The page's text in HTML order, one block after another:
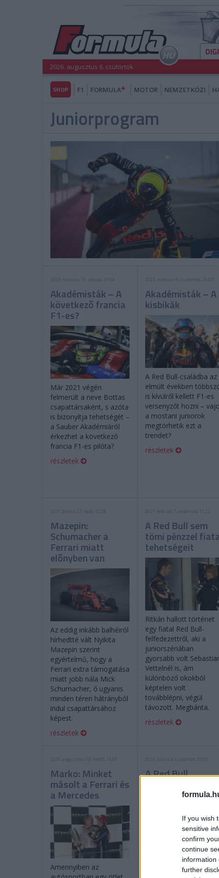
If you wish
sensitive
confirm
continue
information
further
2026. augusztus 6. csütörtök
SHOP F1 FORMULA MOTOR NEMZETKÖZI
Juniorprogram
2023. március 15. szerda, 19:54
Akadémisták – A
következő francia
F1-es?
Már 2021 végén
felmerült a neve Bottas
csapattársaként, s azóta
is bizonyítja tehetségét –
a Sauber Akadémiáról
érkezhet a következő
francia F1-es pilóta?
részletek
2023. március 9. csütörtök, 20:03
Akadémisták – A
kisbikák
A Red Bull-családba az
elmúlt években
is kívülről kellett F1-es
versenyzőt hozni –
a mostani juniorok
megtörhetik ezt a
trendet?
részletek
2021. április 27. kedd, 12:29
Mazepin:
Schumacher a
Ferrari miatt
előnyben van
Az eddig inkább balhéiról
hírhedtté vált Nyikita
Mazepin szerint
egyértelmű, hogy a
Ferrari extra támogatása
miatt jobb nála Mick
Schumacher, ő ugyanis
minden téren hátrányból
indul csapattársához
képest.
részletek
2021. február 7. vasárnap, 11:22
A Red Bull sem
tömi pénzzel
tehetségeit
Ritkán hallott történet
egy fiatal Red Bull-
felfedezettről, aki a
juniorszériában
gyorsabb volt
Vettelnél is, ám
különböző okokból
képtelen volt
továbblépni, végül
távozott. Megbánta.
részletek
2019. augusztus 19. hétfő, 14:57
Marko: Minket
másolt a Ferrari és
a Mercedes
Amennyiben az
2019. július 4. csütörtök, 09:05
A Red Bull
botrányhős